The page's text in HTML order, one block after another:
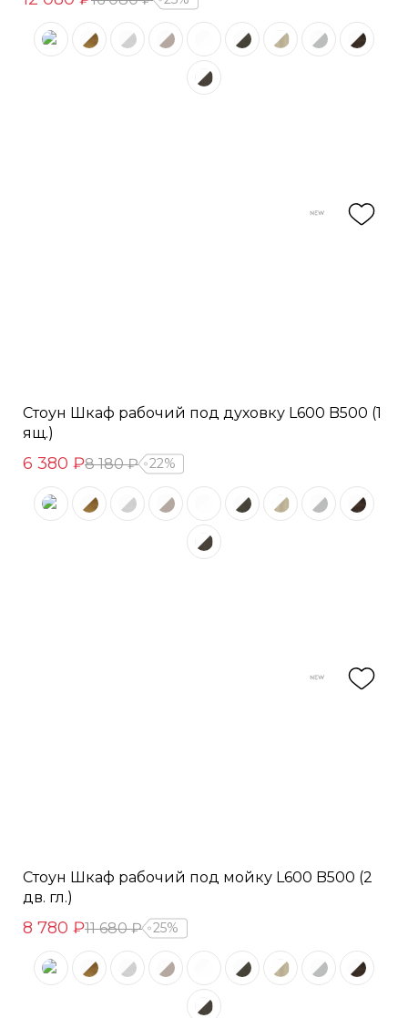
Стоун Шкаф рабочий под духовку L600 B500 (1
ящ.)
6 380 ₽8 180 ₽ 22%
Стоун Шкаф рабочий под мойку L600 B500 (2
дв. гл.)
8 780 ₽11 680 ₽ 25%